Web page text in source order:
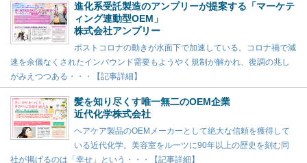
進化系受託製造のアンプリーが提案する「マーケテ
ィング連動型OEM」
株式会社アンプリー
ポストコロナの動きが水面下で加速している。コロナ禍で減
速を余儀なくされたインバウンド需要もようやく規制が解かれ、復調の兆し
がみえつつある・・・【記事詳細】
髪を知り尽くす唯一無二のOEM企業
近代化学株式会社
ヘアケア製品のOEMメーカーとして絶大な信頼を獲得して
いる近代化学。美容室をルーツに90年以上の歴史を刻む同
社が掲げるのは「幸せ」という・・・【記事詳細】